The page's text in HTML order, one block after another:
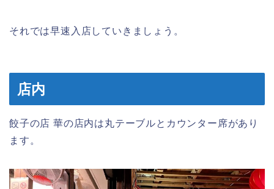
それでは早速入店していきましょう。
店内
餃子の店 華の店内は丸テーブルとカウンター席があり
ます。